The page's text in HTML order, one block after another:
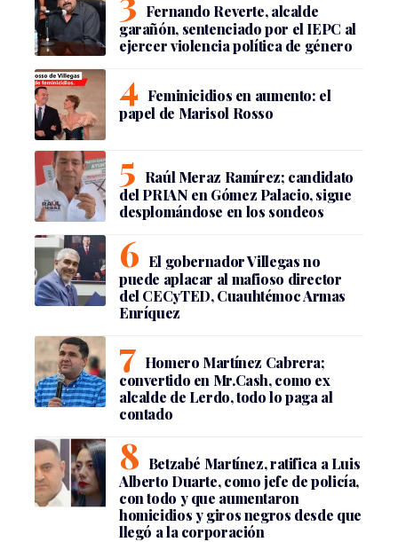
Fernando Reverte, alcalde
garañón, sentenciado por el IEPC al
ejercer violencia política de género
Feminicidios en aumento: el
papel de Marisol Rosso
Raúl Meraz Ramírez; candidato
del PRIAN en Gómez Palacio, sigue
desplomándose en los sondeos
El gobernador Villegas no
puede aplacar al mafioso director
del CECyTED, Cuauhtémoc Armas
Enríquez
Homero Martínez Cabrera;
convertido en Mr.Cash, como ex
alcalde de Lerdo, todo lo paga al
contado
Betzabé Martínez, ratifica a Luis
Alberto Duarte, como jefe de policía,
con todo y que aumentaron
homicidios y giros negros desde que
llegó a la corporación